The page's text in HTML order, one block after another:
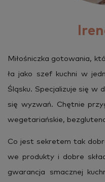
Mi­ło­śnicz­ka go­to­wa­nia,
ła jako szef kuch­ni w
Ślą­sku. Spe­cja­li­zu­je się w
się wy­zwań. Chęt­nie
we­ge­ta­riań­skie,
Co jest se­kre­tem tak
we pro­duk­ty i dobre
gwa­ran­cja smacz­nej